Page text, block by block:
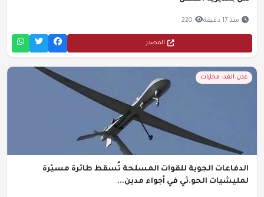
منذ 17 دقيقة 220
المصدر
عدن الغد- محليات
الدفاعات الجوية للقوات المسلحة تُسقط طائرة مسيّرة
لمليشيات الحو.ثي في أجواء مدين...